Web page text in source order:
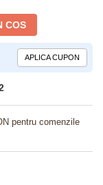
COS
APLICA CUPON
pentru comenzile